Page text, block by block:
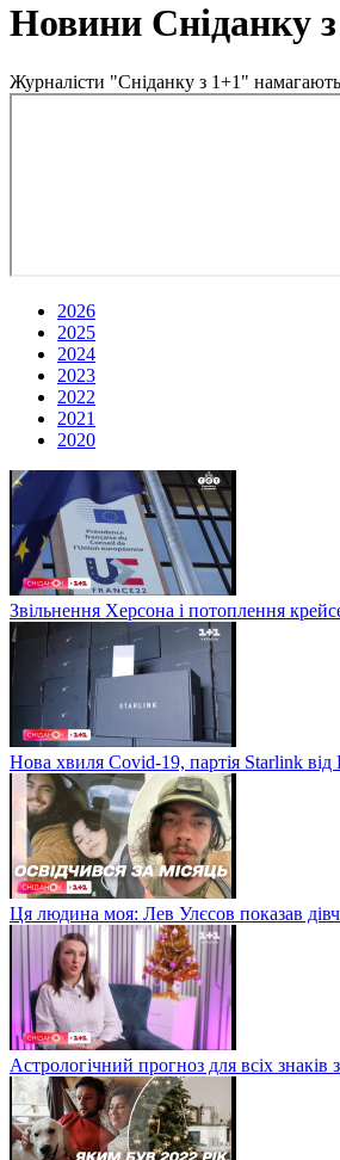
Новини Сніданку
Журналісти "Сніданку з 1+1"
2026
2025
2024
2023
2022
2021
2020
Звільнення Херсона і потоплення
Нова хвиля Covid-19, партія Starlink
Ця людина моя: Лев Улєсов показав
Астрологічний прогноз для всіх знаків